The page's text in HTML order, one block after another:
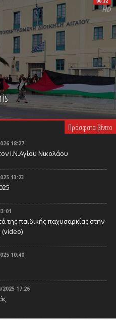
HD
Πρόσφατα βίντεο
18:27
Ι.Ν.Αγίου Νικολάου
13:23
της παιδικής παχυσαρκίας στην
(video)
10:40
2025 17:26